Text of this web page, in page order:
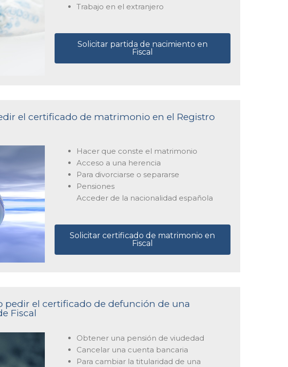
Trabajo en el extranjero
Solicitar partida de nacimiento en
Fiscal
el certificado de matrimonio en el Registro
Hacer que conste el matrimonio
Acceso a una herencia
Para divorciarse o separarse
Pensiones
Acceder de la nacionalidad española
Solicitar certificado de matrimonio en
Fiscal
pedir el certificado de defunción de una
Fiscal
Obtener una pensión de viudedad
Cancelar una cuenta bancaria
Para cambiar la titularidad de una